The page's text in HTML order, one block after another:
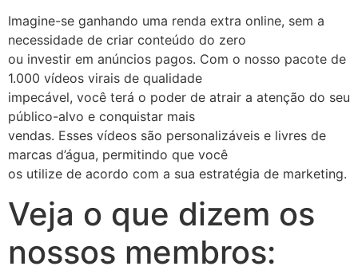
Imagine-se ganhando uma renda extra online, sem a
necessidade de criar conteúdo do zero
ou investir em anúncios pagos. Com o nosso pacote de
1.000 vídeos virais de qualidade
impecável, você terá o poder de atrair a atenção do seu
público-alvo e conquistar mais
vendas. Esses vídeos são personalizáveis e livres de
marcas d’água, permitindo que você
os utilize de acordo com a sua estratégia de marketing.
Veja o que dizem os
nossos membros: